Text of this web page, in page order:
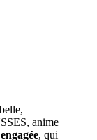
,
anime
, qui